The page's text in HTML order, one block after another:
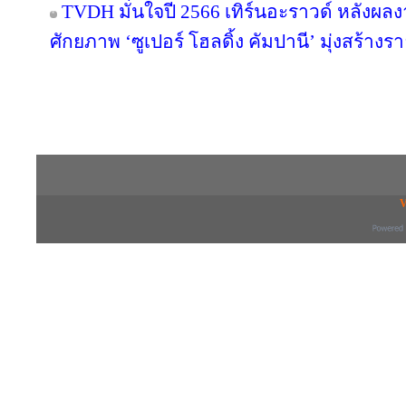
TVDH มั่นใจปี 2566 เทิร์นอะราวด์ หลังผ
ศักยภาพ ‘ซูเปอร์ โฮลดิ้ง คัมปานี’ มุ่งสร้างร